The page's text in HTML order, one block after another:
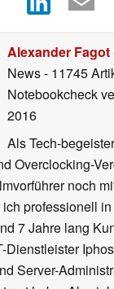
Alexander Fagot
News- 11745
Notebookcheck
2016
Als Tech-
Overclocking-
noch
professionell
7 Jahre lang
Dienstleister
Server-